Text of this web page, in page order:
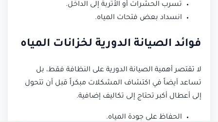
تسرب الحشرات أو الأتربة إلى الداخل.
انسداد بعض فتحات المياه.
فوائد الصيانة الدورية لخزانات المياه
لا تقتصر أهمية الصيانة الدورية على النظافة فقط، بل
تساعد أيضاً في اكتشاف المشكلات مبكراً قبل أن تتحول
إلى أعطال أكبر تحتاج إلى تكاليف إضافية.
الحفاظ على جودة المياه.